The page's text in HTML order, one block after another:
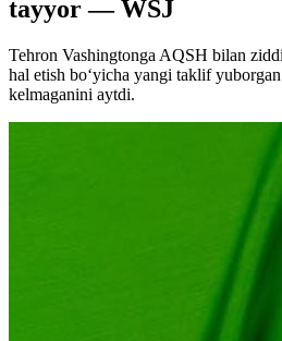
tayyor — WSJ
Tehron Vashingtonga AQSH bilan
hal etish bo‘yicha yangi taklif
kelmaganini aytdi.